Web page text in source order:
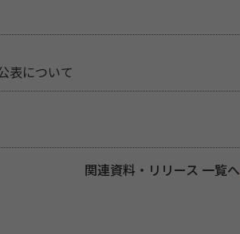
表について
関連資料・リリース 一覧へ